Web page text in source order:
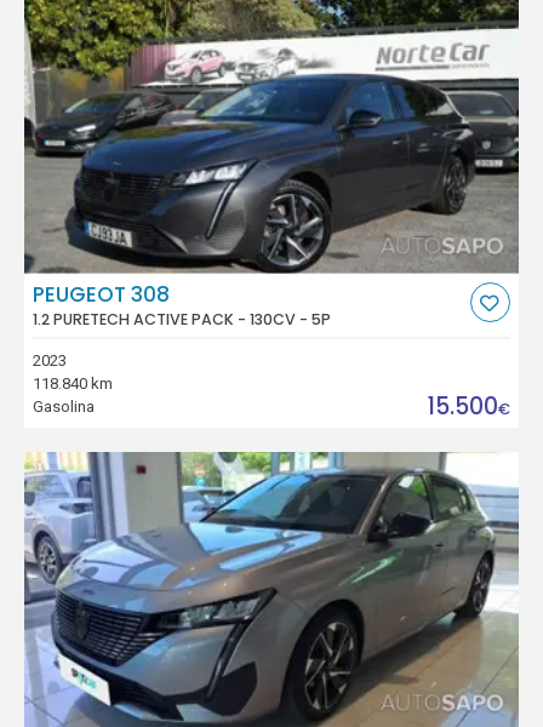
PEUGEOT 308
1.2 PURETECH ACTIVE PACK - 130CV - 5P
2023
118.840 km
Gasolina
15.500€